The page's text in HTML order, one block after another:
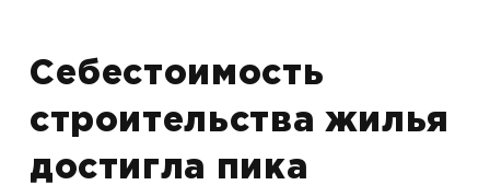
Себестоимость
строительства жилья
достигла пика